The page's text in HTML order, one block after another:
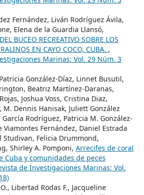
Fernández, Liván Rodríguez Ávila,
Elena de la Guardia Llansó,
BUCEO RECREATIVO SOBRE LOS
EN CAYO COCO, CUBA. ,
Marinas: Vol. 29 Núm. 3
González-Díaz, Linnet Busutil,
Beatriz Martínez-Daranas,
Joshua Voss, Cristina Diaz,
M. Dennis Hanisak, Juliett González
Rodríguez, Patricia M. González-
Viamontes Fernández, Daniel Estrada
Studivan, Felicia Drummond,
Shirley A. Pomponi, Arrecifes de coral
Cuba y comunidades de peces
de Investigaciones Marinas: Vol.
Libertad Rodas F., Jacqueline